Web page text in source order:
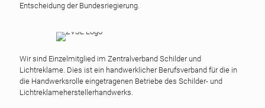
Entscheidung der Bundesriegierung.
Wir sind Einzelmitglied im Zentralverband Schilder und
Lichtreklame. Dies ist ein handwerklicher Berufsverband für die in
die Handwerksrolle eingetragenen Betriebe des Schilder- und
Lichtreklameherstellerhandwerks.